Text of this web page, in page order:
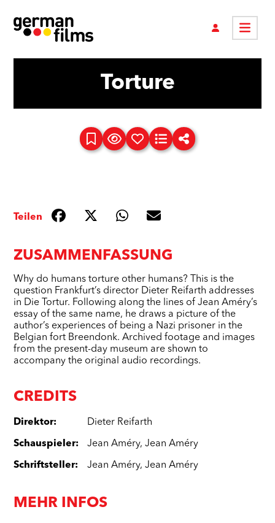
Torture
ZUSAMMENFASSUNG
Why do humans torture other humans? This is the
question Frankfurt’s director Dieter Reifarth addresses
in Die Tortur. Following along the lines of Jean Améry’s
essay of the same name, he draws a picture of the
author’s experiences of being a Nazi prisoner in the
Belgian fort Breendonk. Archived footage and images
from the present-day museum are shown to
accompany the original audio recordings.
CREDITS
Direktor: Dieter Reifarth
Schauspieler: Jean Améry,Jean Améry
Schriftsteller: Jean Améry,Jean Améry
MEHR INFOS
Teilen